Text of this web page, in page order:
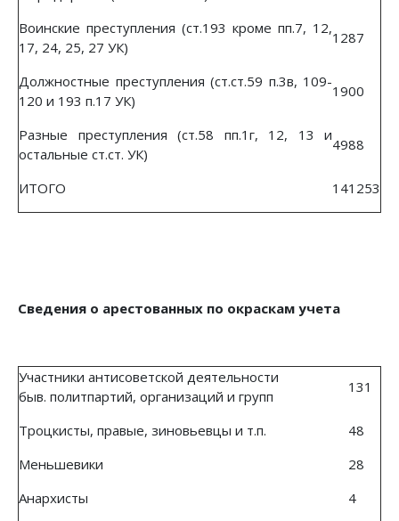
Воинские преступления (ст.193 кроме пп.7, 12,
17, 24, 25, 27 УК)
1287
Должностные преступления (ст.ст.59 п.3в, 109-
120 и 193 п.17 УК)
1900
Разные преступления (ст.58 пп.1г, 12, 13 и
остальные ст.ст. УК)
4988
ИТОГО 141253
Сведения о арестованных по окраскам учета
Участники антисоветской деятельности
быв. политпартий, организаций и групп
131
Троцкисты, правые, зиновьевцы и т.п.
48
Меньшевики
28
Анархисты
4